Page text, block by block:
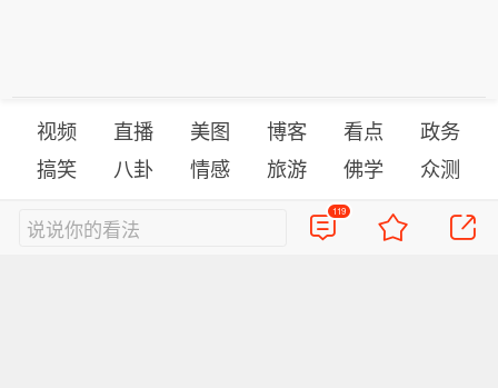
视频 直播 美图 博客 看点
政务
搞笑
八卦 情感 旅游 佛学 众测
说说你的看法
119